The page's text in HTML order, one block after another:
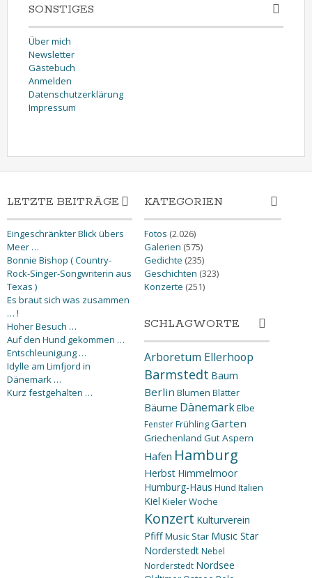
SONSTIGES
Über mich
Newsletter
Gästebuch
Anmelden
Datenschutzerklärung
Impressum
LETZTE BEITRÄGE
Eingeschränkter Blick übers
Meer …
Bonnie Bishop ( Country-
Rock-Singer-Songwriterin aus
Texas )
Es braut sich was zusammen
… !
Hoher Besuch …
Auf den Hund gekommen …
Entschleunigung …
Idylle am Limfjord in
Dänemark …
Kurz festgehalten …
KATEGORIEN
Fotos (2.026)
Galerien (575)
Gedichte (235)
Geschichten (323)
Konzerte (251)
SCHLAGWORTE
Arboretum Ellerhoop
Barmstedt Baum
Berlin Blumen Blätter
Bäume DänemarkElbe
FensterFrühlingGarten
Griechenland Gut Aspern
Hafen Hamburg
Herbst Himmelmoor
Humburg-Haus Hund Italien
Kiel Kieler Woche
Konzert Kulturverein
PfiffMusic Star Music Star
Norderstedt Nebel
Norderstedt Nordsee